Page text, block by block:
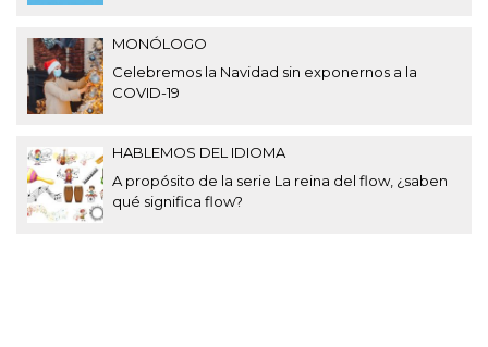
MONÓLOGO
Celebremos la Navidad sin exponernos a la
COVID-19
HABLEMOS DEL IDIOMA
A propósito de la serie La reina del flow, ¿saben
qué significa flow?